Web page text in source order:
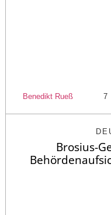
Benedikt Rueß 7
Brosius-